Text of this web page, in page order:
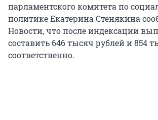
парламентского комитета по
политике Екатерина Стенякина
Новости, что после индексации
составить 646 тысяч рублей и 854
соответственно.